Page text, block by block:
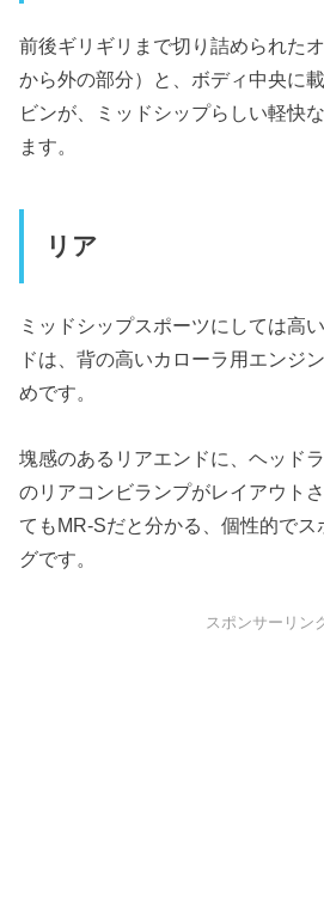
前後ギリギリまで切り詰められた
から外の部分）と、ボディ中央に
ビンが、ミッドシップらしい軽快
ます。
リア
ミッドシップスポーツにしては高
ドは、背の高いカローラ用エンジ
めです。
塊感のあるリアエンドに、ヘッド
のリアコンビランプがレイアウト
てもMR-Sだと分かる、個性的で
グです。
スポンサーリン